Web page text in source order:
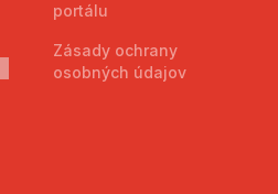
portálu
Zásady ochrany
osobných údajov